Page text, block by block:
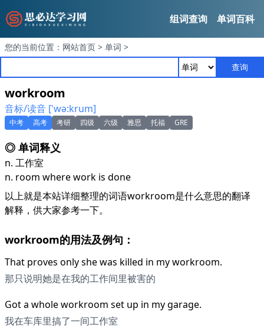
组词查询 单词百科
您的当前位置： 网站首页 > 单词 >
查询
workroom
音标/读音 ['wә:krum]
中考 高考 考研 四级 六级 雅思 托福 GRE
◎ 单词释义
n. 工作室
n. room where work is done
以上就是本站详细整理的词语workroom是什么意思的翻译
解释，供大家参考一下。
workroom的用法及例句：
That proves only she was killed in my workroom.
那只说明她是在我的工作间里被害的
Got a whole workroom set up in my garage.
我在车库里搞了一间工作室